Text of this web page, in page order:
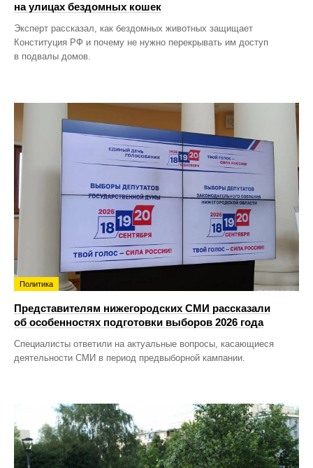
на улицах бездомных кошек
Эксперт рассказал, как бездомных животных защищает
Конституция РФ и почему не нужно перекрывать им доступ
в подвалы домов.
Политика
Представителям нижегородских СМИ рассказали
об особенностях подготовки выборов 2026 года
Специалисты ответили на актуальные вопросы, касающиеся
деятельности СМИ в период предвыборной кампании.